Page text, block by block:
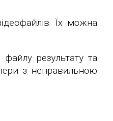
Їх можна
результату та
з неправильною